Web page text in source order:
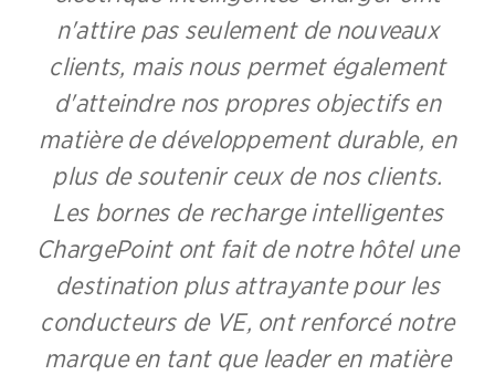
n'attire pas seulement de nouveaux
clients, mais nous permet également
d'atteindre nos propres objectifs en
matière de développement durable, en
plus de soutenir ceux de nos clients.
Les bornes de recharge intelligentes
ChargePoint ont fait de notre hôtel une
destination plus attrayante pour les
conducteurs de VE, ont renforcé notre
marque en tant que leader en matière